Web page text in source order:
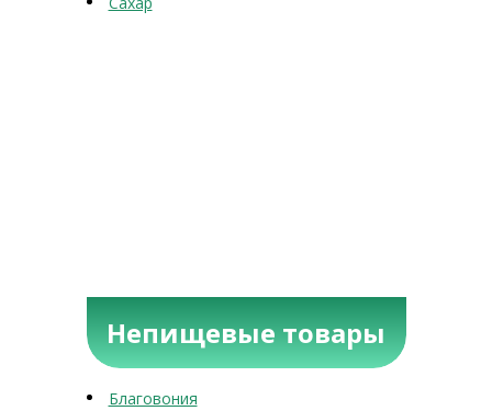
Непищевые товары
Благовония